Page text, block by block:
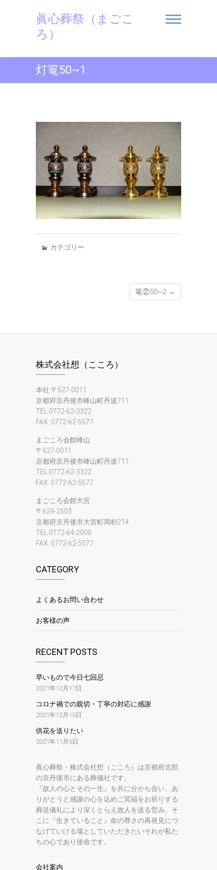
眞心葬祭（まごこ
ろ）
灯篭50~1
カテゴリー:
篭②50~2 →
株式会社想（こころ）
本社 〒627-0011
京都府京丹後市峰山町丹波711
TEL:0772-62-3322
FAX: 0772-62-5577
まごころ会館峰山
〒627-0011
京都府京丹後市峰山町丹波711
TEL:0772-62-3322
FAX: 0772-62-5577
まごころ会館大宮
〒629-2503
京都府京丹後市大宮町周枳214
TEL:0772-64-2000
FAX: 0772-62-5577
CATEGORY
よくあるお問い合わせ
お客様の声
RECENT POSTS
早いもので今日七回忌
2021年12月17日
コロナ禍での親切・丁寧の対応に感謝
2021年12月10日
供花を送りたい
2021年11月5日
眞心葬祭・株式会社想（こころ）は京都府北部
の京丹後市にある葬儀社です。
『故人の心とその一生』を共に分かち合い、あ
りがとうと感謝の心を込めご冥福をお祈りする
葬送儀礼により深くとらえ故人を送る営み、そ
こに『生きていること』命の尊さの再発見につ
なげていける場としていただきたいそれが私た
ちの心であり使命です。
会社案内